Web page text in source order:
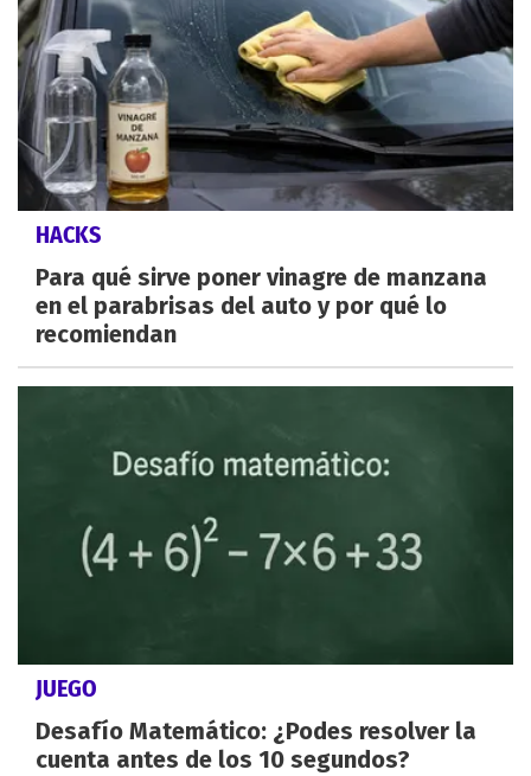
HACKS
Para qué sirve poner vinagre de manzana
en el parabrisas del auto y por qué lo
recomiendan
JUEGO
Desafío Matemático: ¿Podes resolver la
cuenta antes de los 10 segundos?